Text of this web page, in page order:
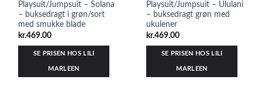
Playsuit/Jumpsuit – Solana
– buksedragt i grøn/sort
med smukke blade
kr.469.00
SE PRISEN HOS LILI
MARLEEN
Playsuit/Jumpsuit – Ululani
– buksedragt grøn med
ukulener
kr.469.00
SE PRISEN HOS LILI
MARLEEN